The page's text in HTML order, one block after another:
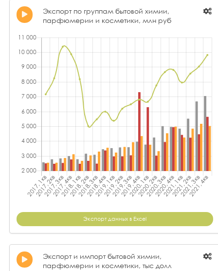
Экспорт по группам бытовой химии,
парфюмерии и косметики, млн руб
Экспорт данных в Excel
Экспорт и импорт бытовой химии,
парфюмерии и косметики, тыс долл